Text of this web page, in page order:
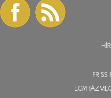
FRISS